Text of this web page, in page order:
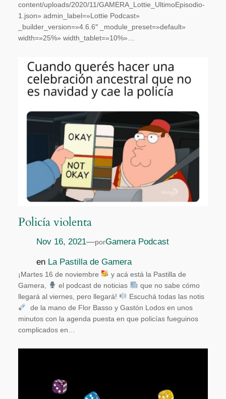
content/uploads/2020/11/GAMERA_Lottie_UltimoEpisodio-
1.json» admin_label=»Lottie Podcast»
_builder_version=»4.6.6″ _module_preset=»default»
width=»25%» width_tablet=»10%»…
Policía violenta
Nov 16, 2021—porGamera Podcast
en La Pastilla de Gamera
¡Martes 16 de noviembre
y acá está la Pastilla de
Gamera,
el podcast de noticias
que no sabe cómo
llegará al viernes, pero llegará!
Escuchá todas las notis
de la mano de Flor Basso y Gastón Lodos en unos
minutos con la agenda puesta en que policías fueguinos
complicados en…